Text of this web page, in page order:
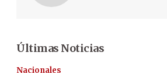
Últimas Noticias
Nacionales